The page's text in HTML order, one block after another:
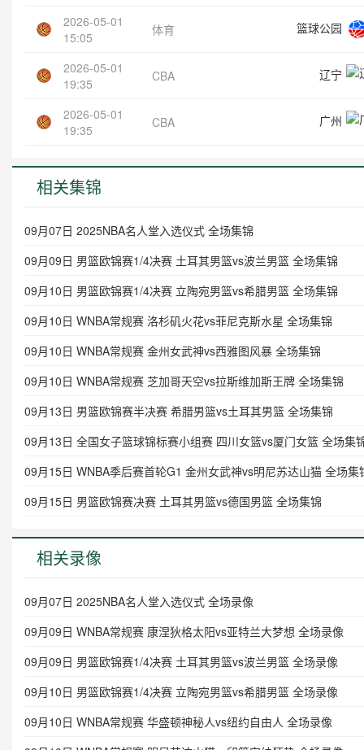
2026-05-01
15:05
体育 篮球公园
2026-05-01
19:35
CBA 辽宁
2026-05-01
19:35
CBA 广州
相关集锦
09月07日 2025NBA名人堂入选仪式 全场集锦
09月09日 男篮欧锦赛1/4决赛 土耳其男篮vs波兰男篮 全场集锦
09月10日 男篮欧锦赛1/4决赛 立陶宛男篮vs希腊男篮 全场集锦
09月10日 WNBA常规赛 洛杉矶火花vs菲尼克斯水星 全场集锦
09月10日 WNBA常规赛 金州女武神vs西雅图风暴 全场集锦
09月10日 WNBA常规赛 芝加哥天空vs拉斯维加斯王牌 全场集锦
09月13日 男篮欧锦赛半决赛 希腊男篮vs土耳其男篮 全场集锦
09月13日 全国女子篮球锦标赛小组赛 四川女篮vs厦门女篮 全场集
09月15日 WNBA季后赛首轮G1 金州女武神vs明尼苏达山猫 全场集
09月15日 男篮欧锦赛决赛 土耳其男篮vs德国男篮 全场集锦
相关录像
09月07日 2025NBA名人堂入选仪式 全场录像
09月09日 WNBA常规赛 康涅狄格太阳vs亚特兰大梦想 全场录像
09月09日 男篮欧锦赛1/4决赛 土耳其男篮vs波兰男篮 全场录像
09月10日 男篮欧锦赛1/4决赛 立陶宛男篮vs希腊男篮 全场录像
09月10日 WNBA常规赛 华盛顿神秘人vs纽约自由人 全场录像